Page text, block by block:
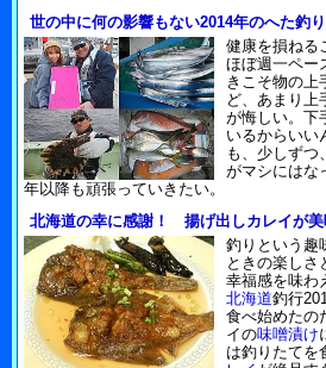
世の中に何の影響もない2014年のへた釣
健康を損ねる
ほぼ週一ペー
きこそ物の上
ど、あまり上
が悔しい。下
いるからい
も、少しずつ
がマシにはな
年以降も頑張っていきたい。
北海道の幸に感謝！ 揚げ出しカレイが美
釣りという趣
ときの楽しさ
幸福感を味わ
北海道釣行
食べ始めたの
イの味噌漬け
は釣りたてを